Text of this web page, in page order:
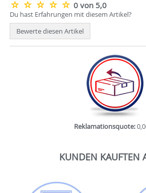
0 von 5,0
Du hast Erfahrungen mit diesem Artikel?
Bewerte diesen Artikel
Reklamationsquote:
KUNDEN KAUFTEN